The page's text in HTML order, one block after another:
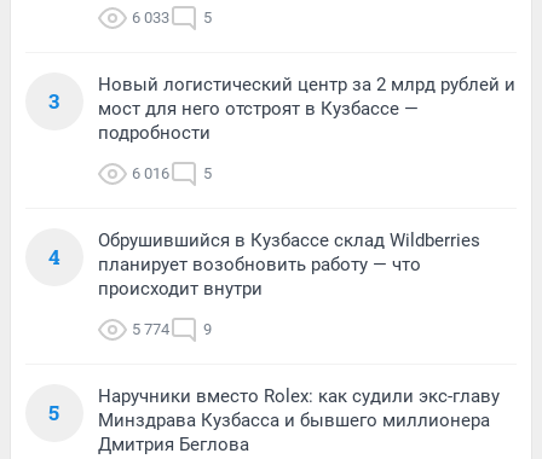
6 033 5
3
Новый логистический центр за 2 млрд рублей и
мост для него отстроят в Кузбассе —
подробности
6 016 5
4
Обрушившийся в Кузбассе склад Wildberries
планирует возобновить работу — что
происходит внутри
5 774 9
5
Наручники вместо Rolex: как судили экс-главу
Минздрава Кузбасса и бывшего миллионера
Дмитрия Беглова